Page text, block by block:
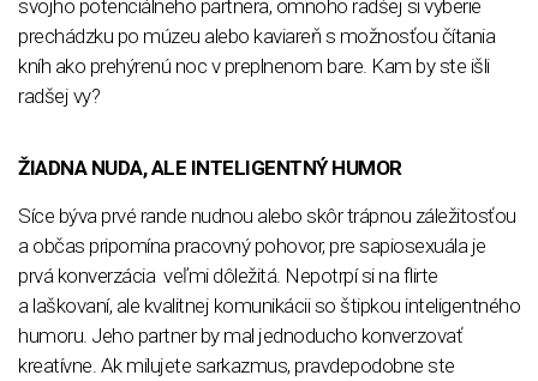
svojho potenciálneho partnera, omnoho radšej si vyberie
prechádzku po múzeu alebo kaviareň s možnosťou čítania
kníh ako prehýrenú noc v preplnenom bare. Kam by ste išli
radšej vy?
ŽIADNA NUDA, ALE INTELIGENTNÝ HUMOR
Síce býva prvé rande nudnou alebo skôr trápnou záležitosťou
a občas pripomína pracovný pohovor, pre sapiosexuála je
prvá konverzácia veľmi dôležitá. Nepotrpí si na flirte
a laškovaní, ale kvalitnej komunikácii so štipkou inteligentného
humoru. Jeho partner by mal jednoducho konverzovať
kreatívne. Ak milujete sarkazmus, pravdepodobne ste